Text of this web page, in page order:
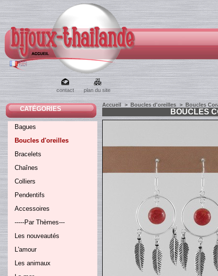
contact plan du site
CATÉGORIES
Bagues
Boucles d'oreilles
Bracelets
Chaînes
Colliers
Pendentifs
Accessoires
-----Par Thèmes---
Les nouveautés
L'amour
Les animaux
Accueil > Boucles d'oreilles > Boucles
BOUCLES